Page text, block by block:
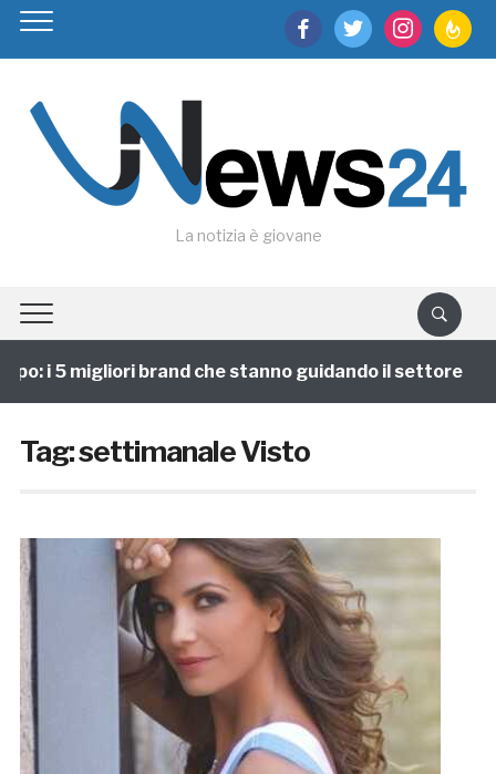
facebooktwitter instagram
La notizia è giovane
i 5 migliori brand che stanno guidando il settore
Tag:settimanale Visto